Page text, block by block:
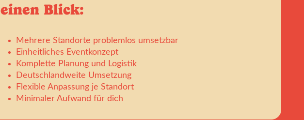
einen Blick:
Mehrere Standorte problemlos umsetzbar
Einheitliches Eventkonzept
Komplette Planung und Logistik
Deutschlandweite Umsetzung
Flexible Anpassung je Standort
Minimaler Aufwand für dich